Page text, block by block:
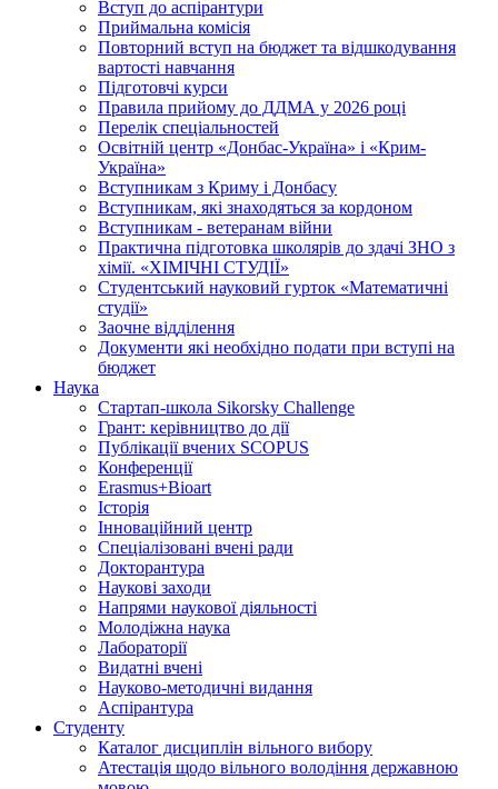
Вступ до аспірантури
Приймальна комісія
Повторний вступ на бюджет та відшкодування
вартості навчання
Підготовчі курси
Правила прийому до ДДМА у 2026 році
Перелік спеціальностей
Освітній центр «Донбас-Україна» і «Крим-
Україна»
Вступникам з Криму і Донбасу
Вступникам, які знаходяться за кордоном
Вступникам - ветеранам війни
Практична підготовка школярів до здачі ЗНО з
хімії. «ХІМІЧНІ СТУДІЇ»
Студентський науковий гурток «Математичні
студії»
Заочне відділення
Документи які необхідно подати при вступі на
бюджет
Наука
Стартап-школа Sikorsky Challenge
Грант: керівництво до дії
Публікації вчених SCOPUS
Конференції
Erasmus+Bioart
Історія
Інноваційний центр
Спеціалізовані вчені ради
Докторантура
Наукові заходи
Напрями наукової діяльності
Молодіжна наука
Лабораторії
Видатні вчені
Науково-методичні видання
Аспірантура
Студенту
Каталог дисциплін вільного вибору
Атестація щодо вільного володіння державною